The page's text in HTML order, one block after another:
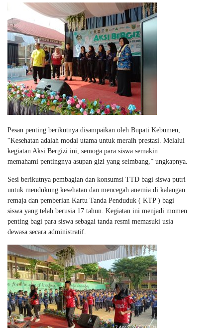
Pesan penting berikutnya disampaikan oleh Bupati Kebumen,
“Kesehatan adalah modal utama untuk meraih prestasi. Melalui
kegiatan Aksi Bergizi ini, semoga para siswa semakin
memahami pentingnya asupan gizi yang seimbang,” ungkapnya.
Sesi berikutnya pembagian dan konsumsi TTD bagi siswa putri
untuk mendukung kesehatan dan mencegah anemia di kalangan
remaja dan pemberian Kartu Tanda Penduduk ( KTP ) bagi
siswa yang telah berusia 17 tahun. Kegiatan ini menjadi momen
penting bagi para siswa sebagai tanda resmi memasuki usia
dewasa secara administratif.